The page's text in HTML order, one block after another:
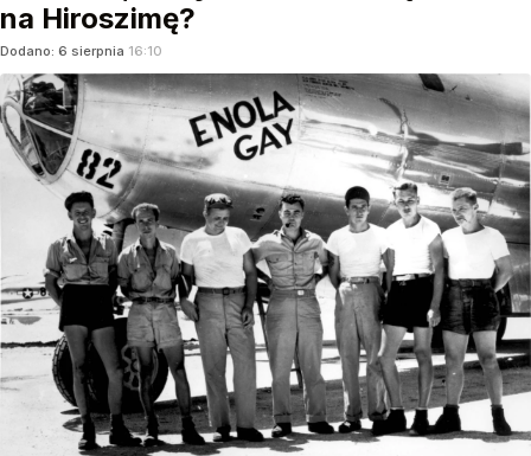
na Hiroszimę?
Dodano: 6 sierpnia 16:10